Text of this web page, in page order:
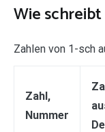
Wie
Zahlen von 1-sch
Zahl,
Nummer